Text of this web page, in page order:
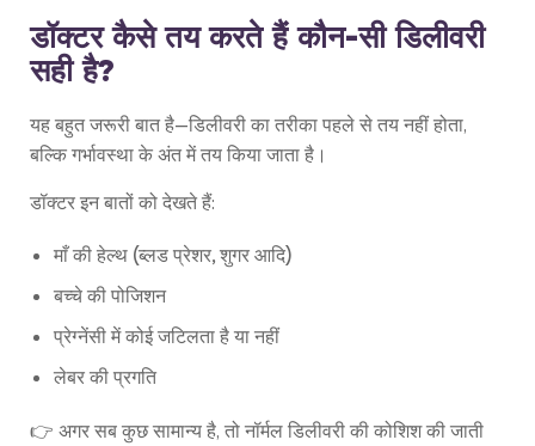
डॉक्टर कैसे तय करते हैं कौन-सी डिलीवरी
सही है?
यह बहुत जरूरी बात है—डिलीवरी का तरीका पहले से तय नहीं होता,
बल्कि गर्भावस्था के अंत में तय किया जाता है।
डॉक्टर इन बातों को देखते हैं:
माँ की हेल्थ (ब्लड प्रेशर, शुगर आदि)
बच्चे की पोजिशन
प्रेग्नेंसी में कोई जटिलता है या नहीं
लेबर की प्रगति
👉 अगर सब कुछ सामान्य है, तो नॉर्मल डिलीवरी की कोशिश की जाती